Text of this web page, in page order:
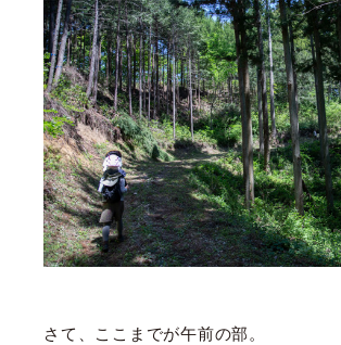
さて、ここまでが午前の部。